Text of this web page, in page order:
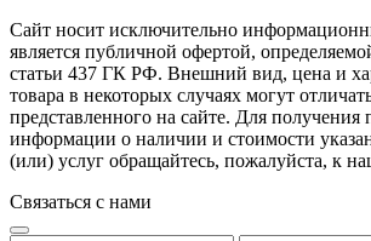
Сайт носит исключительно
является публичной офертой,
статьи 437 ГК РФ. Внешний вид, цена и
товара в некоторых случаях могут
представленного на сайте. Для получения
информации о наличии и стоимости
(или) услуг обращайтесь, пожалуйста, к
Связаться с нами